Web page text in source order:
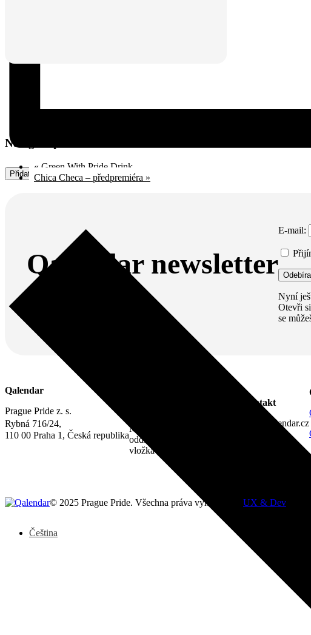
Přidat do kalendáře
Navigace pro Akce
« Green With Pride Drink
Chica Checa – předpremiéra »
Qalendar newsletter
E-mail:
Nyní
Otevři
se
Qalendar
Prague Pride z. s.
Rybná 716/24,
110 00 Praha 1, Česká republika
Městský soud v Praze,
oddíl L,
vložka 22311
Kontakt
info@qalendar.cz
© 2025 Prague Pride. Všechna práva vyhrazena. | UX & Dev
Čeština